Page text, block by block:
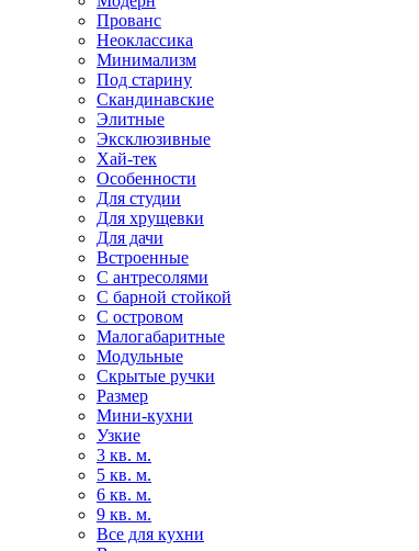
Прованс
Неоклассика
Минимализм
Под старину
Скандинавские
Элитные
Эксклюзивные
Хай-тек
Особенности
Для студии
Для хрущевки
Для дачи
Встроенные
С антресолями
С барной стойкой
С островом
Малогабаритные
Модульные
Скрытые ручки
Размер
Мини-кухни
Узкие
3 кв. м.
5 кв. м.
6 кв. м.
9 кв. м.
Все для кухни